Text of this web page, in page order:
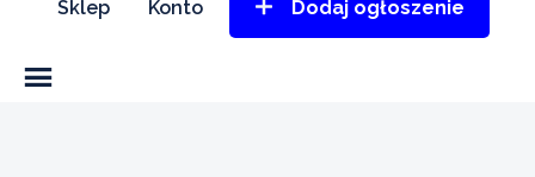
Sklep Konto Dodaj ogłoszenie